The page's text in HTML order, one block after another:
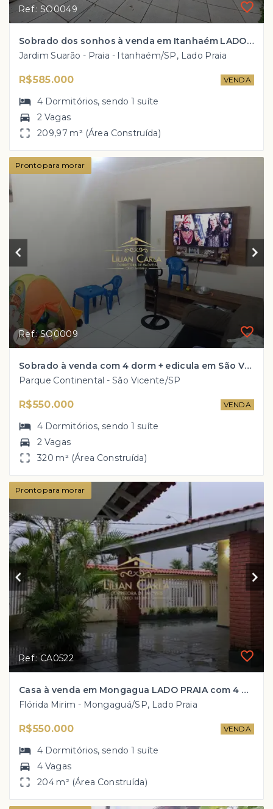
Ref.: SO0049
Sobrado dos sonhos à venda em Itanhaém LADO PRAIA com 4 dorm, 1 suíte por R$ 585 mil!
Jardim Suarão - Praia - Itanhaém/SP, Lado Praia
R$585.000 VENDA
4 Dormitórios, sendo1 suíte
2 Vagas
209,97 m² (Área Construída)
Pronto para morar
Ref.: SO0009
Sobrado à venda com 4 dorm + edicula em São Vicente por R$ 550 mil!
Parque Continental - São Vicente/SP
R$550.000 VENDA
4 Dormitórios, sendo1 suíte
2 Vagas
320 m² (Área Construída)
Pronto para morar
Ref.: CA0522
Casa à venda em Mongagua LADO PRAIA com 4 dorm, 1 suíte por R$ 550 mil
Flórida Mirim - Mongaguá/SP, Lado Praia
R$550.000 VENDA
4 Dormitórios, sendo1 suíte
4 Vagas
204 m² (Área Construída)